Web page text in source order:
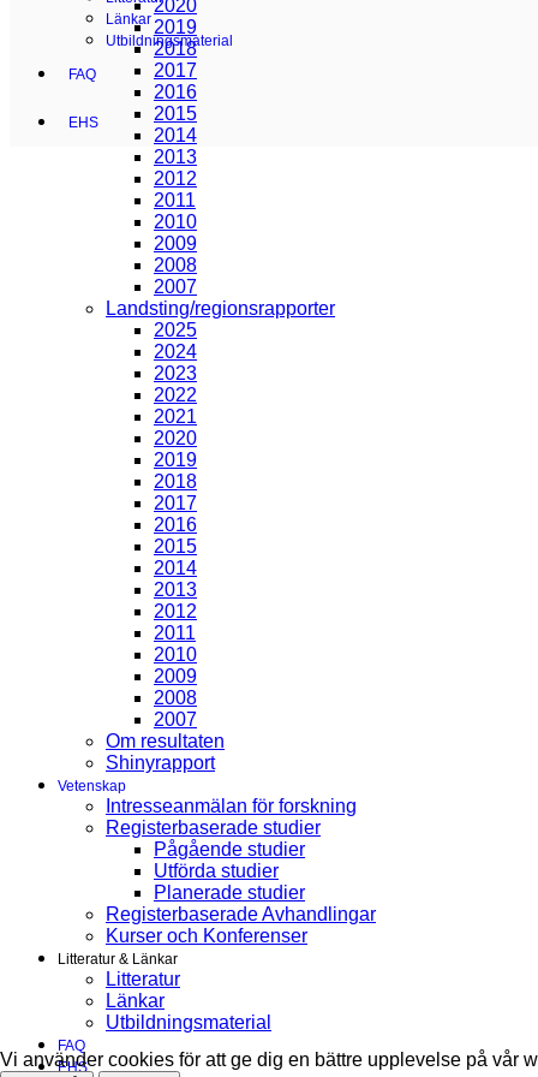
Länkar
Utbildningsmaterial
FAQ
EHS
2020
2019
2018
2017
2016
2015
2014
2013
2012
2011
2010
2009
2008
2007
Landsting/regionsrapporter
2025
2024
2023
2022
2021
2020
2019
2018
2017
2016
2015
2014
2013
2012
2011
2010
2009
2008
2007
Om resultaten
Shinyrapport
Vetenskap
Intresseanmälan för forskning
Registerbaserade studier
Pågående studier
Utförda studier
Planerade studier
Registerbaserade Avhandlingar
Kurser och Konferenser
Litteratur & Länkar
Litteratur
Länkar
Utbildningsmaterial
FAQ
EHS
Vi använder cookies för att ge dig en bättre upplevelse på vår